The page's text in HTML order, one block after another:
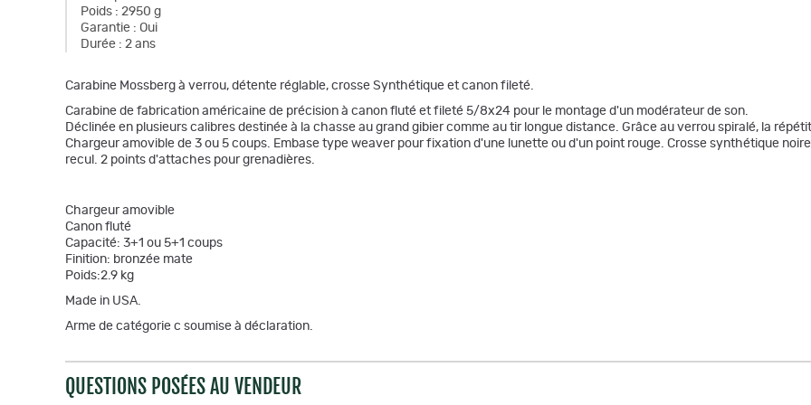
Poids : 2950 g
Garantie : Oui
Durée : 2 ans
Carabine Mossberg à verrou, détente réglable, crosse Synthétique et canon fileté.
Carabine de fabrication américaine de précision à canon fluté et fileté 5/8x24 pour le montage d'un modérateur de son.
Déclinée en plusieurs calibres destinée à la chasse au grand gibier comme au tir longue distance. Grâce au verrou spiralé, la
Chargeur amovible de 3 ou 5 coups. Embase type weaver pour fixation d'une lunette ou d'un point rouge. Crosse synthétique
recul. 2 points d'attaches pour grenadières.
Chargeur amovible
Canon fluté
Capacité: 3+1 ou 5+1 coups
Finition: bronzée mate
Poids:2.9 kg
Made in USA.
Arme de catégorie c soumise à déclaration.
QUESTIONS POSÉES AU VENDEUR